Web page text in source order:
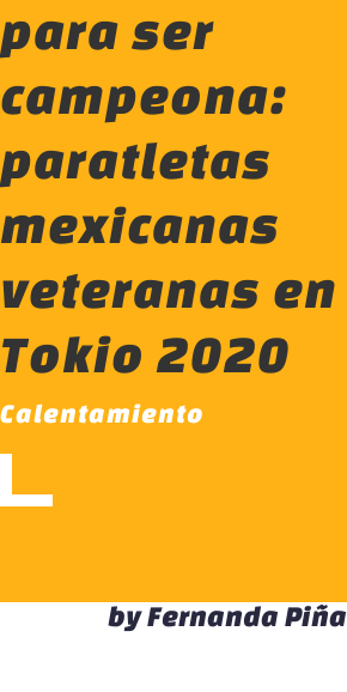
para ser
campeona:
paratletas
mexicanas
veteranas en
Tokio 2020
Calentamiento
byFernanda Piña